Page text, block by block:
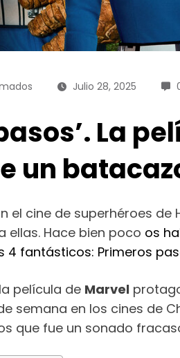
Julio 28, 2025
La
un
el cine de superhéroes de
ellas. Hace bien poco os
4 fantásticos: Primeros
película de Marvel
semana en los cines de
que fue un sonado